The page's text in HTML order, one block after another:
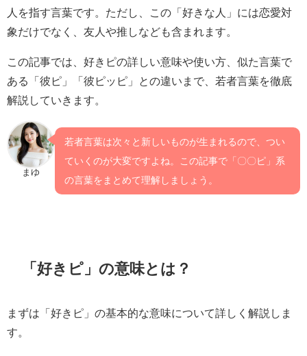
人を指す言葉です。ただし、この「好きな人」には恋愛対
象だけでなく、友人や推しなども含まれます。
この記事では、好きピの詳しい意味や使い方、似た言葉で
ある「彼ピ」「彼ピッピ」との違いまで、若者言葉を徹底
解説していきます。
まゆ
若者言葉は次々と新しいものが生まれるので、つい
ていくのが大変ですよね。この記事で「〇〇ピ」系
の言葉をまとめて理解しましょう。
「好きピ」の意味とは？
まずは「好きピ」の基本的な意味について詳しく解説しま
す。